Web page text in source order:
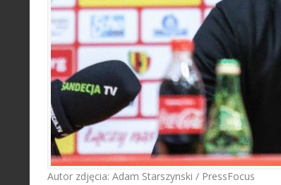
Autor zdjęcia: Adam Starszynski / PressFocus